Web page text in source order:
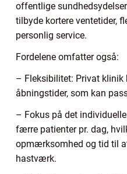
offentlige
tilbyde kortere ventetider,
personlig service.
Fordelene omfatter også:
– Fleksibilitet: Privat
åbningstider, som kan
– Fokus på det
færre patienter pr. dag,
opmærksomhed og tid til
hastværk.